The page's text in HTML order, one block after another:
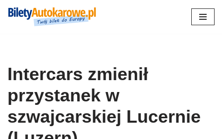
Intercars zmienił
przystanek w
szwajcarskiej Lucernie